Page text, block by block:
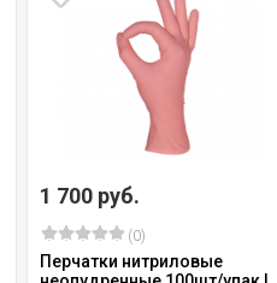
1 700 руб.
(0)
Перчатки нитриловые